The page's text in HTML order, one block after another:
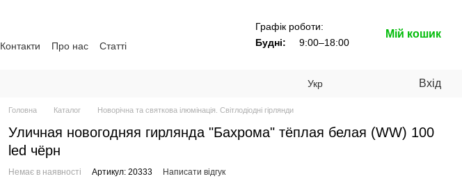
Контакти Про нас
Статті
Графік роботи:
Будні:
9:00–18:00
Мій кошик
Укр Вхід
Головна Каталог Новорічна та святкова ілюмінація. Світлодіодні гірлянди
Уличная новогодняя гирлянда "Бахрома" тёплая белая (WW) 100
led чёрн
Немає в наявності Артикул: 20333 Написати відгук